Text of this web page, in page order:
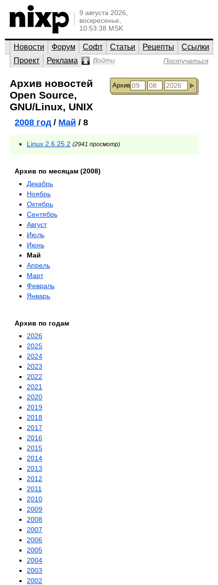
9 августа 2026,
воскресенье,
10:53:38 MSK
Новости Форум Софт Статьи Рецепты
Ссылки
Проект
Реклама Войти Постучаться
Архив
Архив новостей
Open Source,
GNU/Linux, UNIX
2008 год/ Май / 8
Linux 2.6.25.2 (2941 просмотр)
Архив по месяцам (2008)
Декабрь
Ноябрь
Октябрь
Сентябрь
Август
Июль
Июнь
Май
Апрель
Март
Февраль
Январь
Архив по годам
2026
2025
2024
2023
2022
2021
2020
2019
2018
2017
2016
2015
2014
2013
2012
2011
2010
2009
2008
2007
2006
2005
2004
2003
2002